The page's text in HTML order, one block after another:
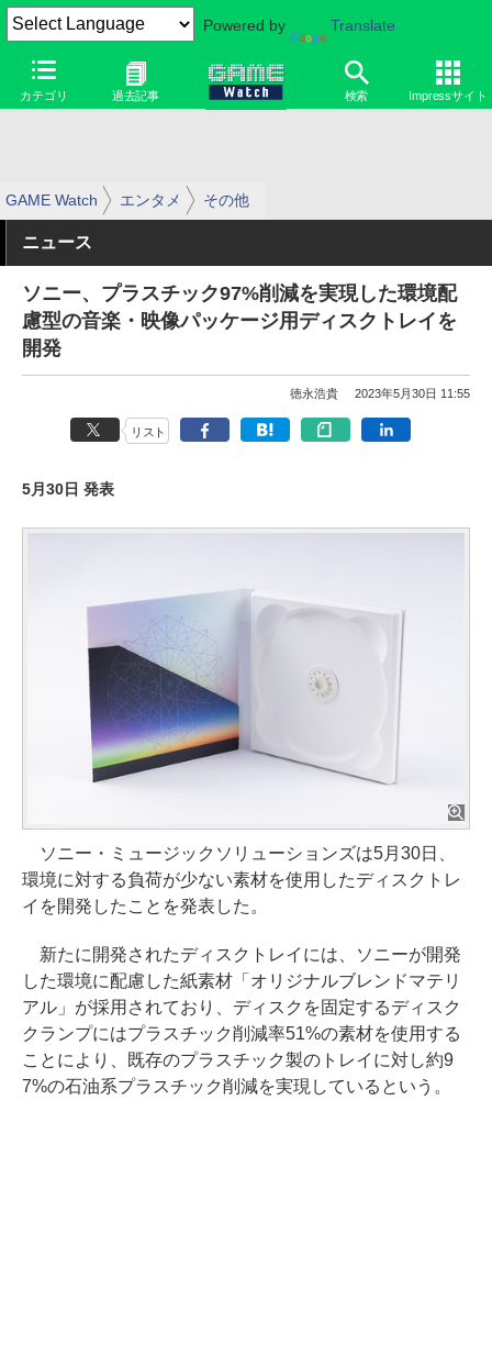
Powered by Translate
カテゴリ 過去記事 検索 Impressサイト
GAME Watch エンタメ その他
ニュース
ソニー、プラスチック97%削減を実現した環境配
慮型の音楽・映像パッケージ用ディスクトレイを
開発
徳永浩貴 2023年5月30日 11:55
リスト
5月30日 発表
ソニー・ミュージックソリューションズは5月30日、
環境に対する負荷が少ない素材を使用したディスクトレ
イを開発したことを発表した。
新たに開発されたディスクトレイには、ソニーが開発
した環境に配慮した紙素材「オリジナルブレンドマテリ
アル」が採用されており、ディスクを固定するディスク
クランプにはプラスチック削減率51%の素材を使用する
ことにより、既存のプラスチック製のトレイに対し約9
7%の石油系プラスチック削減を実現しているという。